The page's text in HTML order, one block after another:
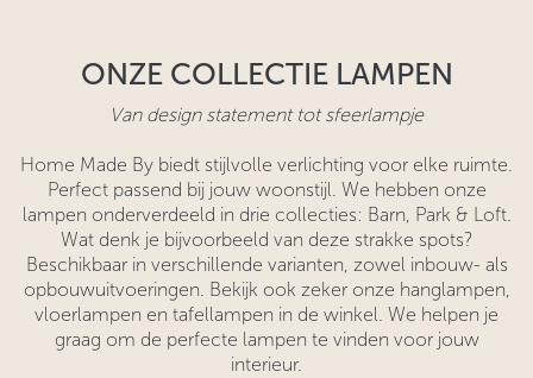
ONZE COLLECTIE LAMPEN
Van design statement tot sfeerlampje
Home Made By biedt stijlvolle verlichting voor elke ruimte.
Perfect passend bij jouw woonstijl. We hebben onze
lampen onderverdeeld in drie collecties: Barn, Park & Loft.
Wat denk je bijvoorbeeld van deze strakke spots?
Beschikbaar in verschillende varianten, zowel inbouw- als
opbouwuitvoeringen. Bekijk ook zeker onze hanglampen,
vloerlampen en tafellampen in de winkel. We helpen je
graag om de perfecte lampen te vinden voor jouw
interieur.